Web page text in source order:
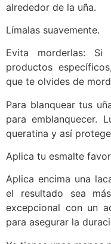
alrededor de la uña.
Límalas suavemente.
Evita morderlas: Si
productos
que te olvides de
Para blanquear tus
para emblanquecer.
queratina y así
Aplica tu esmalte
Aplica encima una
el resultado sea
excepcional con un
para asegurar la